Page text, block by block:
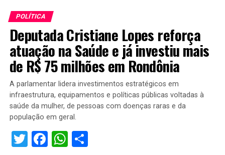
POLÍTICA
Deputada Cristiane Lopes reforça
atuação na Saúde e já investiu mais
de R$ 75 milhões em Rondônia
A parlamentar lidera investimentos estratégicos em
infraestrutura, equipamentos e políticas públicas voltadas à
saúde da mulher, de pessoas com doenças raras e da
população em geral.
Twitter
Facebook
WhatsApp
Share